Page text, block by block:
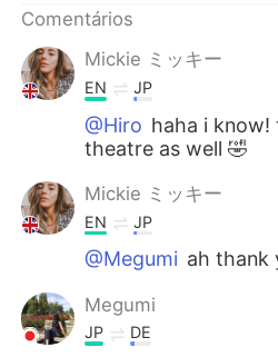
ไทย
Italiano
Tiếng Việt
Comentários
Mickie ミッキー
EN JP
@Hiro haha i
theatre as well 🤣
Mickie ミッキー
EN JP
@Megumi ah thank
Megumi
JP DE